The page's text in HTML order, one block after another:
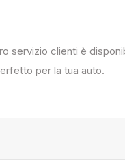
servizio clienti è
per la tua auto.